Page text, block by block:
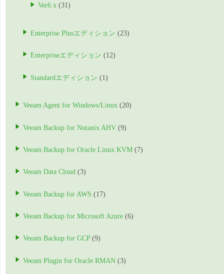
Ver6.x (31)
Enterprise Plusエディション (23)
Enterpriseエディション (12)
Standardエディション (1)
Veeam Agent for Windows/Linux (20)
Veeam Backup for Nutanix AHV (9)
Veeam Backup for Oracle Linux KVM (7)
Veeam Data Cloud (3)
Veeam Backup for AWS (17)
Veeam Backup for Microsoft Azure (6)
Veeam Backup for GCP(9)
Veeam Plugin for Oracle RMAN (3)